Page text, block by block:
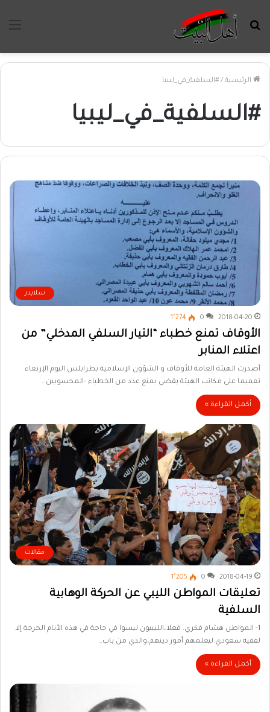
بحث
الرئيسية / #السلفية_في_ليبيا
#السلفية_في_ليبيا
سلايدر
2018-04-20
0 1٬274
الأوقاف تمنع خطباء “التيار السلفي المدخلي” من
اعتلاء المنابر
أصدرت الهيئة العامة للأوقاف و الشؤون الإسلامية بطرابلس اليوم الإربعاء
تعميما على مكاتب الهيئة يقضي بمنع عدد من الخطباء -المحسوبين…
أكمل القراءة »
مقالات
2018-04-19
0 1٬205
تعليقات المواطن الليبي عن الحركة الوهابية
السلفية
1- المواطن هشام فكري. فعلا،الليبيون ليسوا في حاجة في هذه الأيام الحرجة إلا
لفقيه سعودي ليعلمهم أمور دينهم،والذي من باب…
أكمل القراءة »